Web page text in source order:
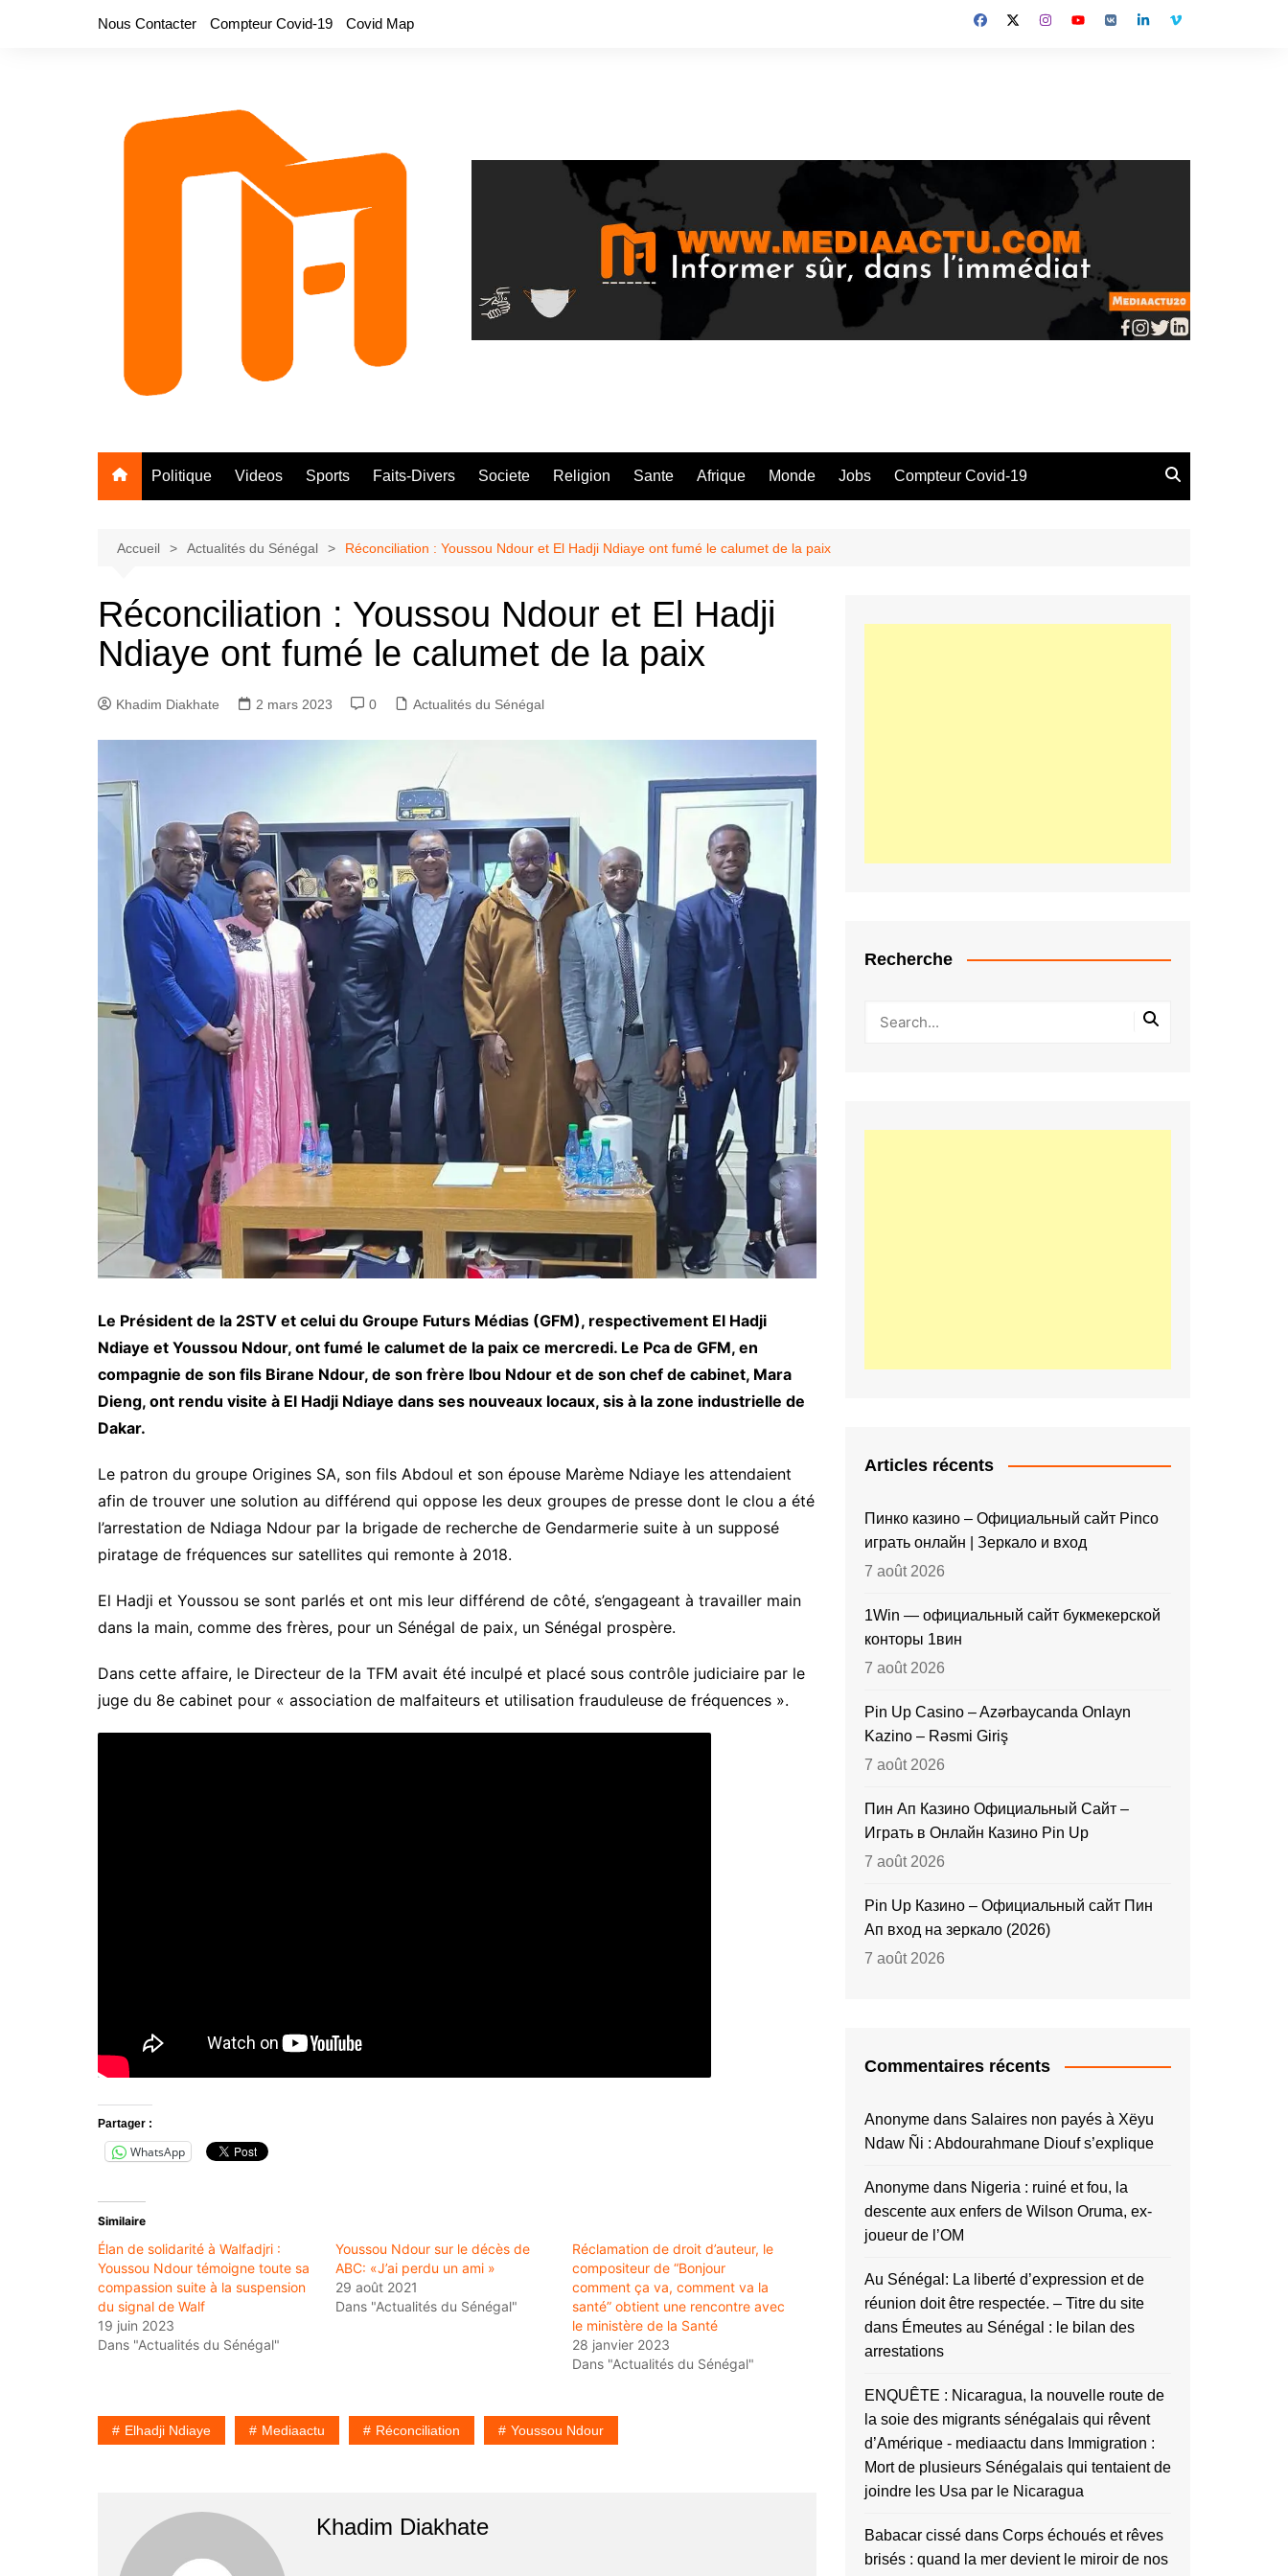
Nous Contacter Compteur Covid-19 Covid Map
Politique Videos Sports Faits-Divers Societe Religion Sante Afrique Monde Jobs Compteur Covid-19
Accueil Actualités du Sénégal Réconciliation : Youssou Ndour et El Hadji Ndiaye ont fumé le calumet de la paix
Réconciliation : Youssou Ndour et El Hadji
Ndiaye ont fumé le calumet de la paix
Khadim Diakhate 2 mars 2023 0 Actualités du Sénégal
Le Président de la 2STV et celui du Groupe Futurs Médias (GFM), respectivement El Hadji
Ndiaye et Youssou Ndour, ont fumé le calumet de la paix ce mercredi. Le Pca de GFM, en
compagnie de son fils Birane Ndour, de son frère Ibou Ndour et de son chef de cabinet, Mara
Dieng, ont rendu visite à El Hadji Ndiaye dans ses nouveaux locaux, sis à la zone industrielle de
Dakar.
Le patron du groupe Origines SA, son fils Abdoul et son épouse Marème Ndiaye les attendaient
afin de trouver une solution au différend qui oppose les deux groupes de presse dont le clou a été
l’arrestation de Ndiaga Ndour par la brigade de recherche de Gendarmerie suite à un supposé
piratage de fréquences sur satellites qui remonte à 2018.
El Hadji et Youssou se sont parlés et ont mis leur différend de côté, s’engageant à travailler main
dans la main, comme des frères, pour un Sénégal de paix, un Sénégal prospère.
Dans cette affaire, le Directeur de la TFM avait été inculpé et placé sous contrôle judiciaire par le
juge du 8e cabinet pour « association de malfaiteurs et utilisation frauduleuse de fréquences ».
Partager :
WhatsApp
Similaire
Élan de solidarité à Walfadjri :
Youssou Ndour témoigne toute sa
compassion suite à la suspension
du signal de Walf
19 juin 2023
Dans "Actualités du Sénégal"
Youssou Ndour sur le décès de
ABC: «J’ai perdu un ami »
29 août 2021
Dans "Actualités du Sénégal"
Réclamation de droit d’auteur, le
compositeur de “Bonjour
comment ça va, comment va la
santé” obtient une rencontre avec
le ministère de la Santé
28 janvier 2023
Dans "Actualités du Sénégal"
Elhadji Ndiaye Mediaactu Réconciliation Youssou Ndour
Khadim Diakhate
Recherche
Articles récents
Пинко казино – Официальный сайт Pinco
играть онлайн | Зеркало и вход
7 août 2026
1Win — официальный сайт букмекерской
конторы 1вин
7 août 2026
Pin Up Casino – Azərbaycanda Onlayn
Kazino – Rəsmi Giriş
7 août 2026
Пин Ап Казино Официальный Сайт –
Играть в Онлайн Казино Pin Up
7 août 2026
Pin Up Казино – Официальный сайт Пин
Ап вход на зеркало (2026)
7 août 2026
Commentaires récents
Anonyme dans Salaires non payés à Xëyu
Ndaw Ñi : Abdourahmane Diouf s’explique
Anonyme dans Nigeria : ruiné et fou, la
descente aux enfers de Wilson Oruma, ex-
joueur de l’OM
Au Sénégal: La liberté d’expression et de
réunion doit être respectée. – Titre du site
dans Émeutes au Sénégal : le bilan des
arrestations
ENQUÊTE : Nicaragua, la nouvelle route de
la soie des migrants sénégalais qui rêvent
d’Amérique - mediaactu dans Immigration :
Mort de plusieurs Sénégalais qui tentaient de
joindre les Usa par le Nicaragua
Babacar cissé dans Corps échoués et rêves
brisés : quand la mer devient le miroir de nos